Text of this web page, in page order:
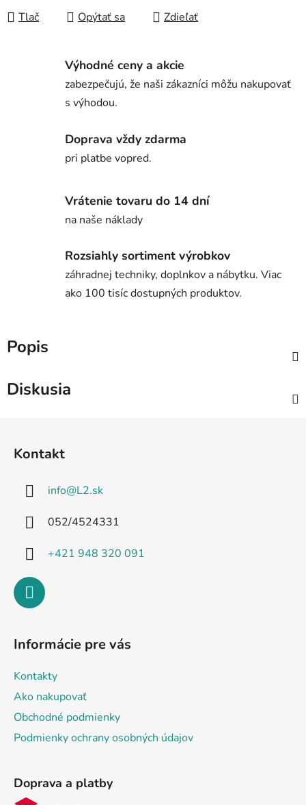
Tlač Opýtať sa Zdieľať
Výhodné ceny a akcie
zabezpečujú, že naši zákazníci môžu nakupovať
s výhodou.
Doprava vždy zdarma
pri platbe vopred.
Vrátenie tovaru do 14 dní
na naše náklady
Rozsiahly sortiment výrobkov
záhradnej techniky, doplnkov a nábytku. Viac
ako 100 tisíc dostupných produktov.
Popis
Diskusia
Kontakt
info@L2.sk
052/4524331
+421 948 320 091
Informácie pre vás
Kontakty
Ako nakupovať
Obchodné podmienky
Podmienky ochrany osobných údajov
Doprava a platby